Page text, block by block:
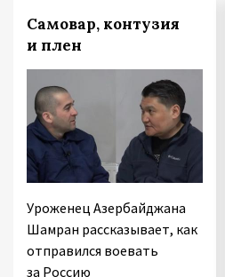
Самовар, контузия
и плен
Уроженец Азербайджана
Шамран рассказывает, как
отправился воевать
за Россию